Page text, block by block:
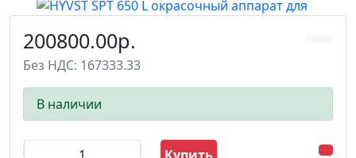
200800.00р.
Без НДС: 167333.33
В наличии